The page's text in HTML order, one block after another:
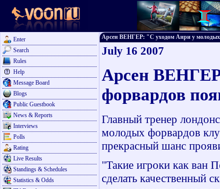
Enter
Search
Rules
Help
Message Board
Blogs
Public Guestbook
News & Reports
Interviews
Polls
Rating
Live Results
Standings & Schedules
Statistics & Odds
Арсен ВЕНГЕР: "С уходом Анри у молодых
July 16 2007
Арсен
форвардов
Главный тренер
молодых форвардов
прекрасный шанс
"Такие игроки как ван
сделать качественный